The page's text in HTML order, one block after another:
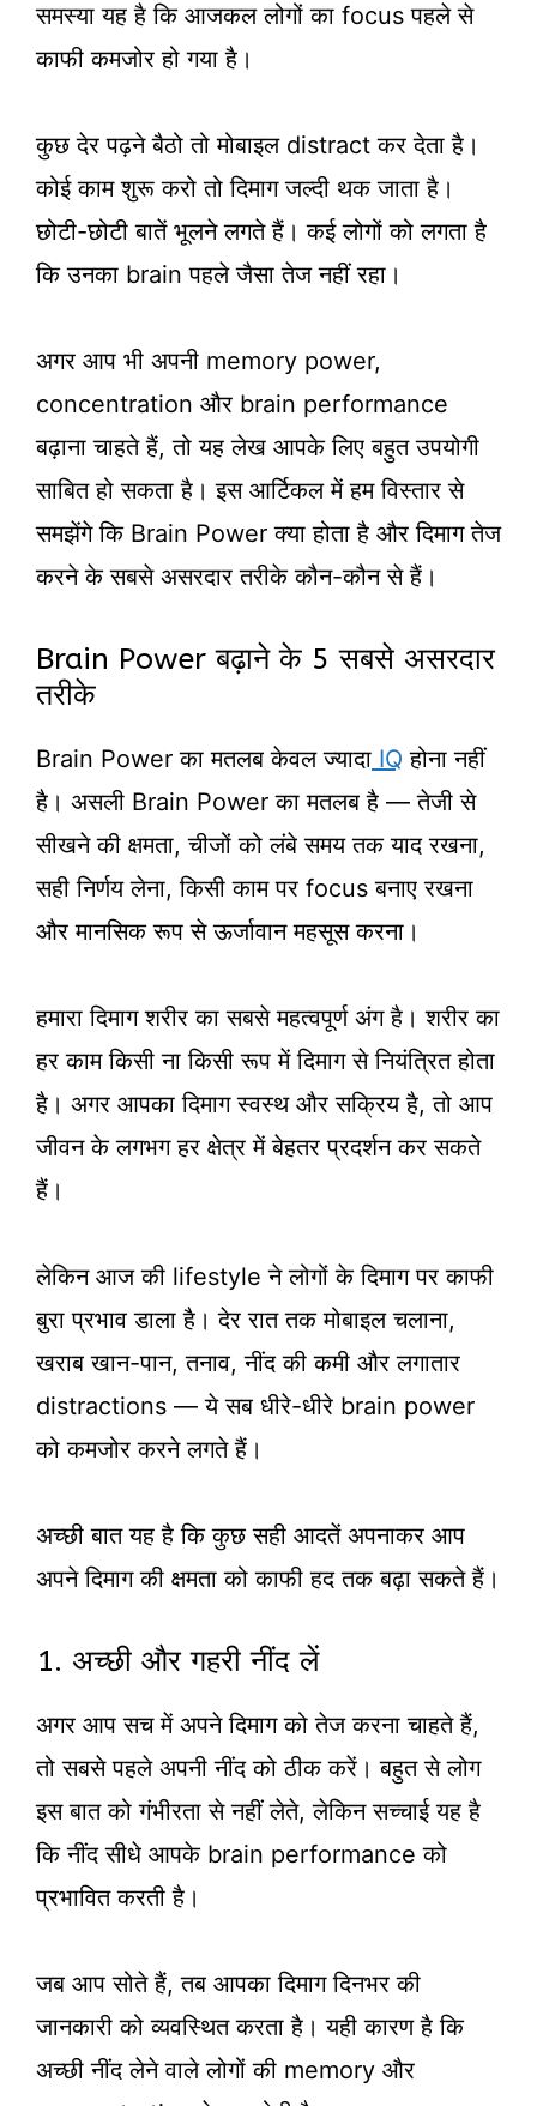
समस्या यह है कि आजकल लोगों का focus पहले से
काफी कमजोर हो गया है।
कुछ देर पढ़ने बैठो तो मोबाइल distract कर देता है।
कोई काम शुरू करो तो दिमाग जल्दी थक जाता है।
छोटी-छोटी बातें भूलने लगते हैं। कई लोगों को लगता है
कि उनका brain पहले जैसा तेज नहीं रहा।
अगर आप भी अपनी memory power,
concentration और brain performance
बढ़ाना चाहते हैं, तो यह लेख आपके लिए बहुत उपयोगी
साबित हो सकता है। इस आर्टिकल में हम विस्तार से
समझेंगे कि Brain Power क्या होता है और दिमाग तेज
करने के सबसे असरदार तरीके कौन-कौन से हैं।
Brain Power बढ़ाने के 5 सबसे असरदार
तरीके
Brain Power का मतलब केवल ज्यादा IQ होना नहीं
है। असली Brain Power का मतलब है — तेजी से
सीखने की क्षमता, चीजों को लंबे समय तक याद रखना,
सही निर्णय लेना, किसी काम पर focus बनाए रखना
और मानसिक रूप से ऊर्जावान महसूस करना।
हमारा दिमाग शरीर का सबसे महत्वपूर्ण अंग है। शरीर का
हर काम किसी ना किसी रूप में दिमाग से नियंत्रित होता
है। अगर आपका दिमाग स्वस्थ और सक्रिय है, तो आप
जीवन के लगभग हर क्षेत्र में बेहतर प्रदर्शन कर सकते
हैं।
लेकिन आज की lifestyle ने लोगों के दिमाग पर काफी
बुरा प्रभाव डाला है। देर रात तक मोबाइल चलाना,
खराब खान-पान, तनाव, नींद की कमी और लगातार
distractions — ये सब धीरे-धीरे brain power
को कमजोर करने लगते हैं।
अच्छी बात यह है कि कुछ सही आदतें अपनाकर आप
अपने दिमाग की क्षमता को काफी हद तक बढ़ा सकते हैं।
1. अच्छी और गहरी नींद लें
अगर आप सच में अपने दिमाग को तेज करना चाहते हैं,
तो सबसे पहले अपनी नींद को ठीक करें। बहुत से लोग
इस बात को गंभीरता से नहीं लेते, लेकिन सच्चाई यह है
कि नींद सीधे आपके brain performance को
प्रभावित करती है।
जब आप सोते हैं, तब आपका दिमाग दिनभर की
जानकारी को व्यवस्थित करता है। यही कारण है कि
अच्छी नींद लेने वाले लोगों की memory और